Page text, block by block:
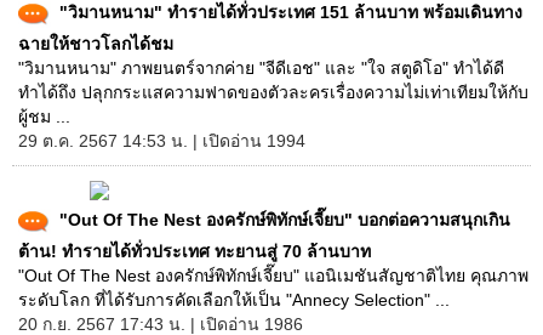
"วิมานหนาม" ทำรายได้ทั่วประเทศ 151 ล้านบาท พร้อมเดินทาง
ฉายให้ชาวโลกได้ชม
"วิมานหนาม" ภาพยนตร์จากค่าย "จีดีเอช" และ "ใจ สตูดิโอ" ทำได้ดี
ทำได้ถึง ปลุกกระแสความฟาดของตัวละครเรื่องความไม่เท่าเทียมให้กับ
ผู้ชม ...
29 ต.ค. 2567 14:53 น. | เปิดอ่าน 1994
"Out Of The Nest องครักษ์พิทักษ์เจี๊ยบ" บอกต่อความสนุกเกิน
ต้าน! ทำรายได้ทั่วประเทศ ทะยานสู่ 70 ล้านบาท
"Out Of The Nest องครักษ์พิทักษ์เจี๊ยบ" แอนิเมชันสัญชาติไทย คุณภาพ
ระดับโลก ที่ได้รับการคัดเลือกให้เป็น "Annecy Selection" ...
20 ก.ย. 2567 17:43 น. | เปิดอ่าน 1986